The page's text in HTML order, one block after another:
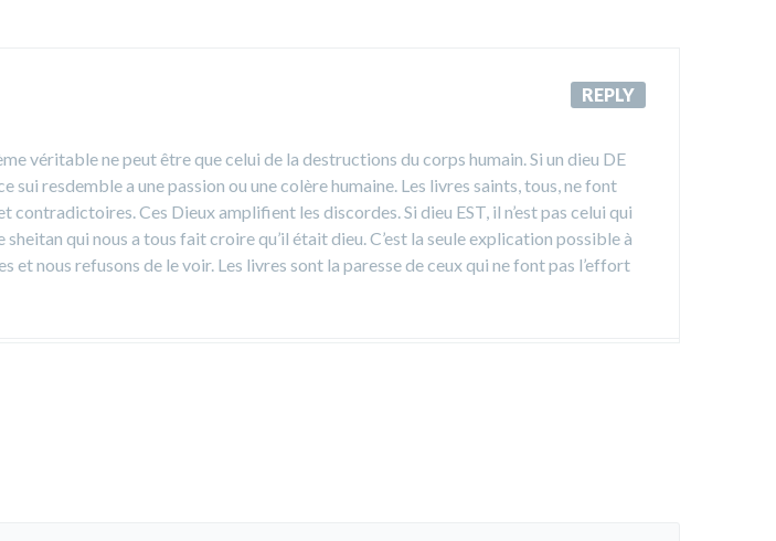
REPLY
véritable ne peut être que celui de la destructions du corps humain. Si un dieu DE
sui resdemble a une passion ou une colère humaine. Les livres saints, tous, ne font
contradictoires. Ces Dieux amplifient les discordes. Si dieu EST, il n’est pas celui qui
qui nous a tous fait croire qu’il était dieu. C’est la seule explication possible à
et nous refusons de le voir. Les livres sont la paresse de ceux qui ne font pas l’effort